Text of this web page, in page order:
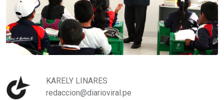
KARELY LINARES
redaccion@diarioviral.pe